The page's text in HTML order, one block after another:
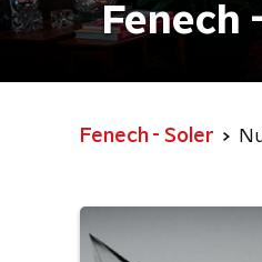
Fenech
Fenech - Soler